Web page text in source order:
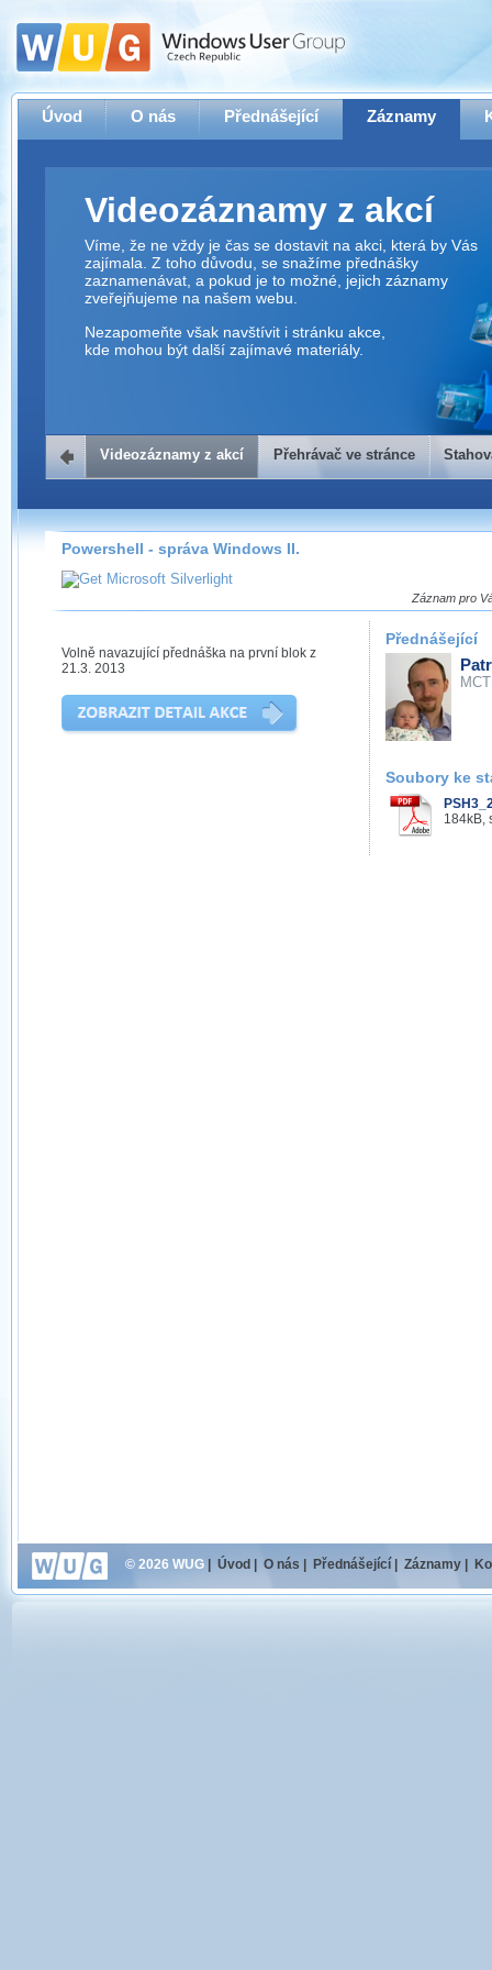
Úvod O nás Přednášející Záznamy
Videozáznamy z akcí
Víme, že ne vždy je čas se dostavit na akci, která by Vás
zajímala. Z toho důvodu, se snažíme přednášky
zaznamenávat, a pokud je to možné, jejich záznamy
zveřejňujeme na našem webu.
Nezapomeňte však navštívit i stránku akce,
kde mohou být další zajímavé materiály.
Přehrávač ve stránce
Záznamy na našem webu můžete pohodlně sledovat
přímo na stránce s využitím našehoHTML 5nebo
Silverlightpřehrávače.
Stránka se sama rozhodne, na základě toho, jaké
technologie podporuje Váš prohlížeč, který přehrávač
použít, abyste záznam mohli sledovat v nejvyšší
Stahování záznamů
Víme, že občas chcete sledovat záznamy i v místech,
kde není připojení k internetu, což současný přehrávač
neumožňuje, proto umožňujeme stahování vybraných
Videozáznamy z akcí Přehrávač ve stránce
Powershell - správa Windows II.
Záznam pro
Volně navazující přednáška na první blok z
21.3. 2013
Přednášející
MCT
Soubory ke
184kB,
© 2026 WUG Úvod O nás Přednášející Záznamy